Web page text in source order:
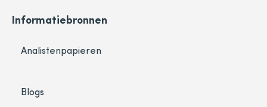
Informatiebronnen
Analistenpapieren
Blogs